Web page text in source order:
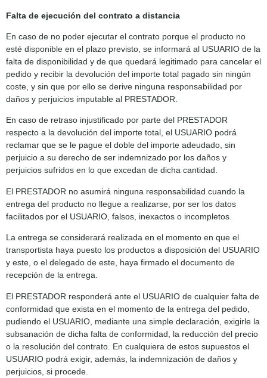
Falta de ejecución del contrato a distancia
En caso de no poder ejecutar el contrato porque el producto no
esté disponible en el plazo previsto, se informará al USUARIO de la
falta de disponibilidad y de que quedará legitimado para cancelar el
pedido y recibir la devolución del importe total pagado sin ningún
coste, y sin que por ello se derive ninguna responsabilidad por
daños y perjuicios imputable al PRESTADOR.
En caso de retraso injustificado por parte del PRESTADOR
respecto a la devolución del importe total, el USUARIO podrá
reclamar que se le pague el doble del importe adeudado, sin
perjuicio a su derecho de ser indemnizado por los daños y
perjuicios sufridos en lo que excedan de dicha cantidad.
El PRESTADOR no asumirá ninguna responsabilidad cuando la
entrega del producto no llegue a realizarse, por ser los datos
facilitados por el USUARIO, falsos, inexactos o incompletos.
La entrega se considerará realizada en el momento en que el
transportista haya puesto los productos a disposición del USUARIO
y este, o el delegado de este, haya firmado el documento de
recepción de la entrega.
El PRESTADOR responderá ante el USUARIO de cualquier falta de
conformidad que exista en el momento de la entrega del pedido,
pudiendo el USUARIO, mediante una simple declaración, exigirle la
subsanación de dicha falta de conformidad, la reducción del precio
o la resolución del contrato. En cualquiera de estos supuestos el
USUARIO podrá exigir, además, la indemnización de daños y
perjuicios, si procede.